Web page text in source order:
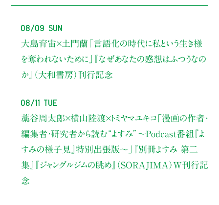
08/09 Sun
大島育宙×土門蘭 「言語化の時代に私という生き様
を奪われないために」
『なぜあなたの感想はふつうなの
か』（大和書房）刊行記念
08/11 Tue
藁谷周太郎×横山陸渡×トミヤマユキコ「漫画の作者・
編集者・研究者から読む“よすみ” 〜Podcast番組『よ
すみの様子見』特別出張版〜」
『別冊よすみ 第二
集』『ジャングルジムの眺め』（SORAJIMA）W刊行記
念